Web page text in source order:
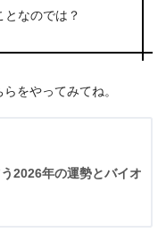
なのでは？
をやってみてね。
2026年の運勢とバイオ